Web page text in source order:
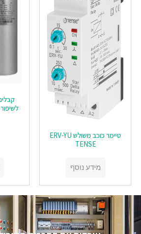
טיימר כוכב משולש ERV-YU
TENSE
מידע נוסף